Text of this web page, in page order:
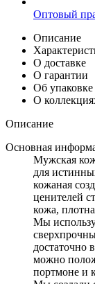
Оптовый
Описание
О доставке
О гарантии
Об упаковке
О
Описание
Основная
Мужская
для
кожаная
ценителей
кожа,
Мы
достаточно
можно
портмоне и